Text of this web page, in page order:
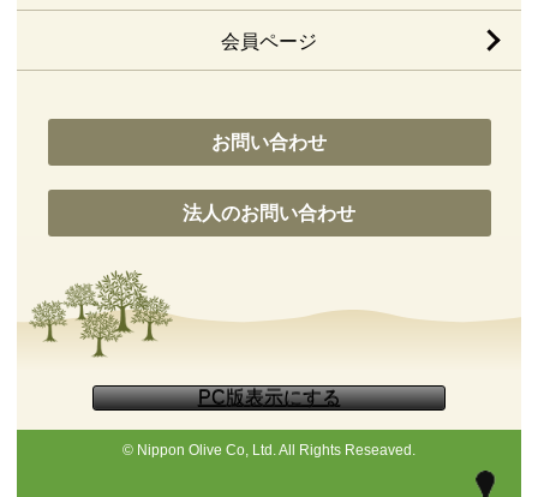
会員ページ
お問い合わせ
法人のお問い合わせ
© Nippon Olive Co, Ltd. All Rights Reseaved.